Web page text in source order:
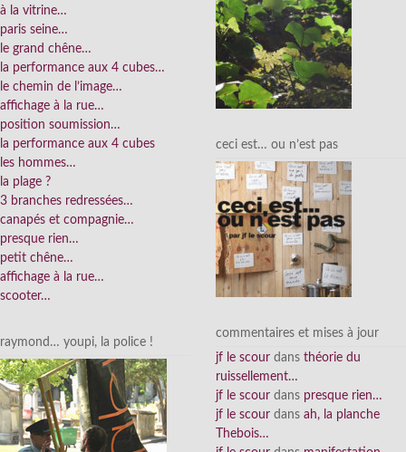
à la vitrine…
paris seine…
le grand chêne…
la performance aux 4 cubes…
le chemin de l’image…
affichage à la rue…
position soumission…
la performance aux 4 cubes
les hommes…
la plage ?
3 branches redressées…
canapés et compagnie…
presque rien…
petit chêne…
affichage à la rue…
scooter…
raymond… youpi, la police !
ceci est… ou n’est pas
commentaires et mises à jour
jf le scour dans théorie du
ruissellement…
jf le scour dans presque rien…
jf le scour dans ah, la planche
Thebois…